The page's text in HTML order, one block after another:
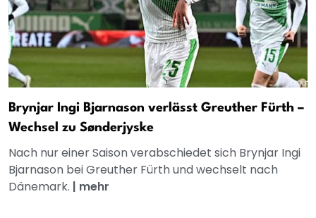
Brynjar Ingi Bjarnason verlässt Greuther Fürth –
Wechsel zu Sønderjyske
Nach nur einer Saison verabschiedet sich Brynjar Ingi
Bjarnason bei Greuther Fürth und wechselt nach
Dänemark. | mehr